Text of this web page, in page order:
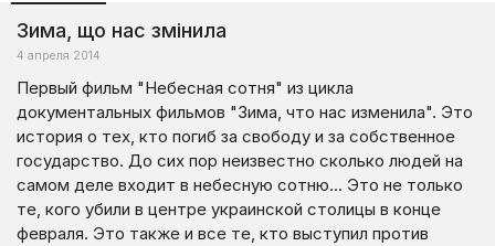
Зима, що нас змінила
4 апреля 2014
Первый фильм "Небесная сотня" из цикла
документальных фильмов "Зима, что нас изменила". Это
история о тех, кто погиб за свободу и за собственное
государство. До сих пор неизвестно сколько людей на
самом деле входит в небесную сотню... Это не только
те, кого убили в центре украинской столицы в конце
февраля. Это также и все те, кто выступил против